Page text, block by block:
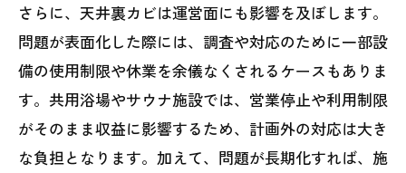
さらに、天井裏カビは運営面にも影響を及ぼします。
問題が表面化した際には、調査や対応のために一部設
備の使用制限や休業を余儀なくされるケースもありま
す。共用浴場やサウナ施設では、営業停止や利用制限
がそのまま収益に影響するため、計画外の対応は大き
な負担となります。加えて、問題が長期化すれば、施